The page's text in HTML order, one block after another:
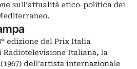
sull’attualità etico-politica dei
edizione del Prix Italia
Radiotelevisione Italiana, la
dell’artista internazionale